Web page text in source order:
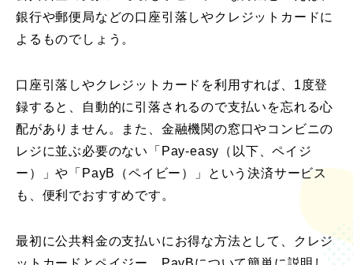
銀行や郵便局などの口座引落しやクレジットカードに
よるものでしょう。
口座引落しやクレジットカードを利用すれば、1度登
録すると、自動的に引落されるので支払いを忘れる心
配がありません。また、金融機関の窓口やコンビニの
レジに並ぶ必要のない「Pay-easy（以下、ペイジ
ー）」や「PayB（ペイビー）」という決済サービス
も、便利でおすすめです。
最初に公共料金の支払いにお得な方法として、クレジ